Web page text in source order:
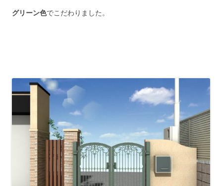
グリーン色でこだわりました。